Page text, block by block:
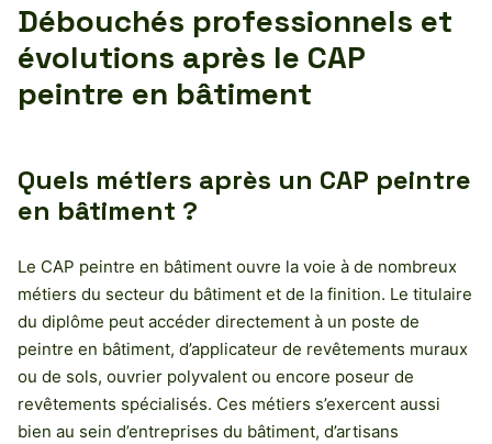
Débouchés professionnels et
évolutions après le CAP
peintre en bâtiment
Quels métiers après un CAP peintre
en bâtiment ?
Le CAP peintre en bâtiment ouvre la voie à de nombreux
métiers du secteur du bâtiment et de la finition. Le titulaire
du diplôme peut accéder directement à un poste de
peintre en bâtiment, d’applicateur de revêtements muraux
ou de sols, ouvrier polyvalent ou encore poseur de
revêtements spécialisés. Ces métiers s’exercent aussi
bien au sein d’entreprises du bâtiment, d’artisans